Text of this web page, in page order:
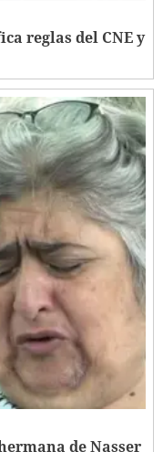
reglas del CNE y
de Nasser